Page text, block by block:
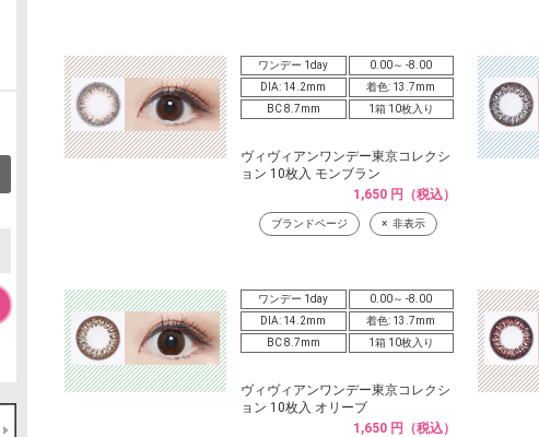
ワンデー 1day
0.00～ -8.00
DIA: 14.2mm
着色: 13.7mm
BC 8.7mm
1箱 10枚入り
ヴィヴィアンワンデー東京コレクシ
ョン 10枚入 モンブラン
1,650 円（税込）
ブランドページ 非表示
ワンデー 1day
0.00～ -8.00
DIA: 14.2mm
着色: 13.7mm
BC 8.7mm
1箱 10枚入り
ヴィヴィアンワンデー東京コレクシ
ョン 10枚入 オリーブ
1,650 円（税込）